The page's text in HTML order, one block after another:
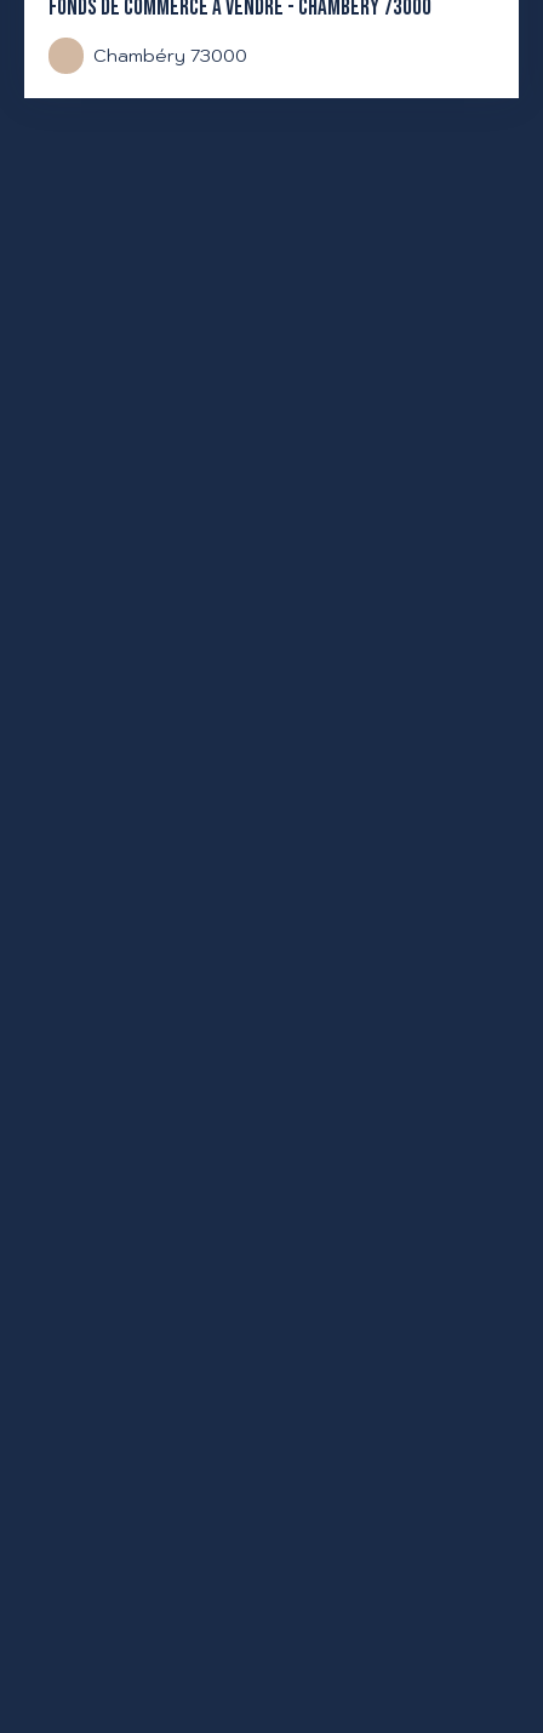
FONDS DE COMMERCE À VENDRE - CHAMBÉRY 73000
Chambéry 73000